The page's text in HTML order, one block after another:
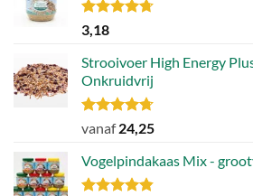
Gewaardeerd
4.70
3,18
Strooivoer High Energy
Onkruidvrij
Gewaardeerd
uit 5
vanaf24,25
Vogelpindakaas Mix -